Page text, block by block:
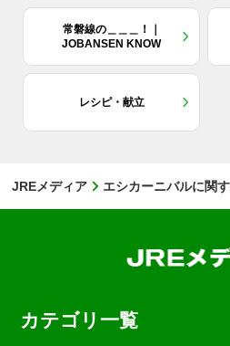
常磐線の＿＿＿！｜
JOBANSEN KNOW
レシピ・献立
JREメディア エシカーニバルに関
カテゴリ一覧